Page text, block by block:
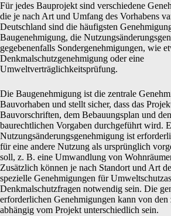
Für jedes Bauprojekt sind verschiedene
die je nach Art und Umfang des Vorhabens
Deutschland sind die häufigsten
Baugenehmigung, die
gegebenenfalls Sondergenehmigungen, wie
Denkmalschutzgenehmigung oder eine
Umweltverträglichkeitsprüfung.
Die Baugenehmigung ist die zentrale
Bauvorhaben und stellt sicher, dass das
Bauvorschriften, dem Bebauungsplan und
baurechtlichen Vorgaben durchgeführt wird.
Nutzungsänderungsgenehmigung ist
für eine andere Nutzung als ursprünglich
soll, z. B. eine Umwandlung von
Zusätzlich können je nach Standort und Art
spezielle Genehmigungen für
Denkmalschutzfragen notwendig sein. Die
erforderlichen Genehmigungen kann von den
abhängig vom Projekt unterschiedlich sein.